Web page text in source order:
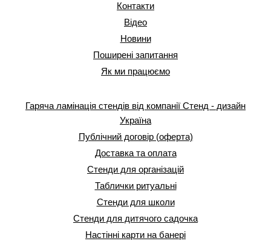
Контакти
Відео
Новини
Поширені запитання
Як ми працюємо
Гаряча ламінація стендів від компанії Стенд - дизайн
Україна
Публічний договір (оферта)
Доставка та оплата
Стенди для організацій
Таблички ритуальні
Стенди для школи
Стенди для дитячого садочка
Настінні карти на банері